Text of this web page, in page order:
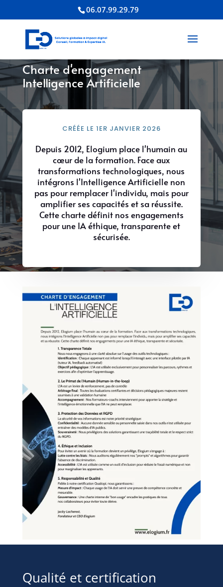
06.07.99.29.79
Charte d'engagement
Intelligence Artificielle
CRÉÉE LE 1ER JANVIER 2026
Depuis 2012, Elogium place l'humain au
cœur de la formation. Face aux
transformations technologiques, nous
intégrons l'Intelligence Artificielle non
pas pour remplacer l'individu, mais pour
amplifier ses capacités et sa réussite.
Cette charte définit nos engagements
pour une IA éthique, transparente et
sécurisée.
Qualité et certification